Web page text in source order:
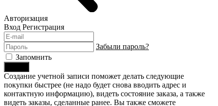
Авторизация
Вход Регистрация
Забыли пароль?
Запомнить
Создание учетной записи поможет делать следующие
покупки быстрее (не надо будет снова вводить адрес и
контактную информацию), видеть состояние заказа, а также
видеть заказы, сделанные ранее. Вы также сможете